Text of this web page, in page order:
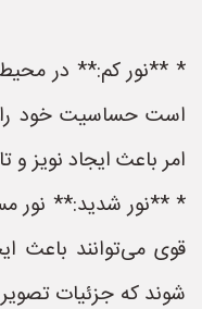
* **نور کم:** در
امر باعث ایجاد نویز
* **نور شدید:** نور
قوی می‌توانند باعث
شوند که جزئیات تصویر